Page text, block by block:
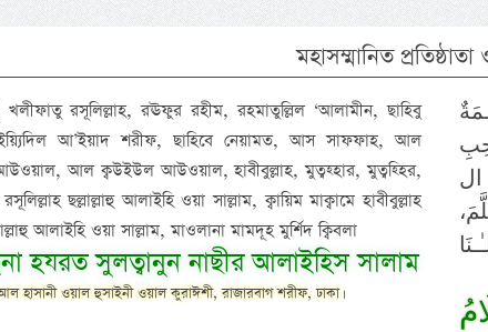
মহাসম্মানিত
খলীফাতু রসূলিল্লাহ, রঊফুর রহীম, রহমাতুল্লিল ‘আলামীন, ছাহিবু
আ’ইয়াদ শরীফ, ছাহিবে নেয়ামত, আস সাফফাহ, আল
আল ক্বউইউল আউওয়াল, হাবীবুল্লাহ, মুত্বহ্হার, মুত্বহ্হির,
ছল্লাল্লাহু আলাইহি ওয়া সাল্লাম, ক্বায়িম মাক্বামে হাবীবুল্লাহ
আলাইহি ওয়া সাল্লাম, মাওলানা মামদূহ মুর্শিদ ক্বিবলা
হযরত সুলত্বানুন নাছীর আলাইহিস সালাম
হাসানী ওয়াল হুসাইনী ওয়াল কুরাঈশী, রাজারবাগ শরীফ, ঢাকা।
ال